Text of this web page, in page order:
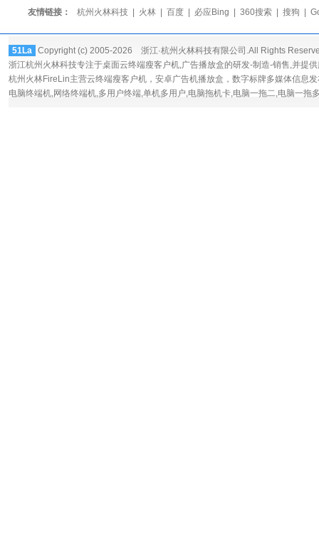
友情链接： 杭州火林科技 火林 百度 必应Bing 360搜索 搜狗
51La Copyright (c) 2005-2026 浙江·杭州火林科技有限公司.All Rights
浙江杭州火林科技专注于桌面云终端瘦客户机,广告播放盒的研发-制造-销售,并提
杭州火林FireLin主营云终端瘦客户机， 安卓广告机播放盒 ，数字标牌多媒体信息
电脑终端机,网络终端机,多用户终端,单机多用户,电脑拖机卡,电脑一拖二,电脑一拖